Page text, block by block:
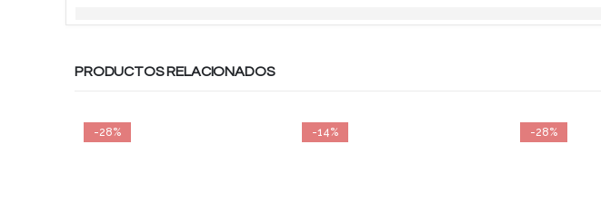
PRODUCTOS RELACIONADOS
-28% -14% -28%